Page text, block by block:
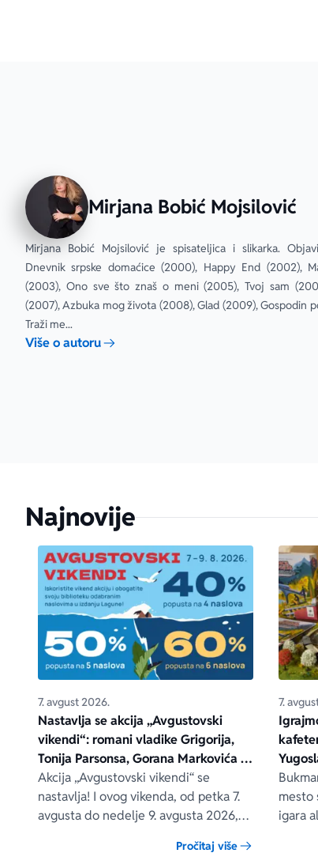
Mirjana Bobić Mojsilović
Mirjana Bobić Mojsilović je spisateljica i slikarka.
Dnevnik srpske domaćice (2000), Happy End (2002),
(2003), Ono sve što znaš o meni (2005), Tvoj sam
(2007), Azbuka mog života (2008), Glad (2009), Gospodin
Traži me...
Više o autoru
Najnovije
7. avgust 2026.
Nastavlja se akcija „Avgustovski
vikendi“: romani vladike Grigorija,
Tonija Parsonsa, Gorana Markovića i
drugih – na popustu od čak 40, 50 i
60%
Akcija „Avgustovski vikendi“ se
nastavlja! I ovog vikenda, od petka 7.
avgusta do nedelje 9. avgusta 2026,
odabrane Lagunine knjige, i to na
Pročitaj više
7.
mesto
igara